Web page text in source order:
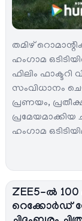
തമിഴ്
ഹംഗാമ
ഫിലിം
സംവിധാനം
പ്രണയം,
പ്രമേയമാക്കിയ
ഹംഗാമ
ZEE5-ൽ 100
റെക്കോർഡ്